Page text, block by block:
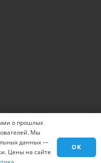
о прошлых
Мы
данных —
Цены на сайте
OK